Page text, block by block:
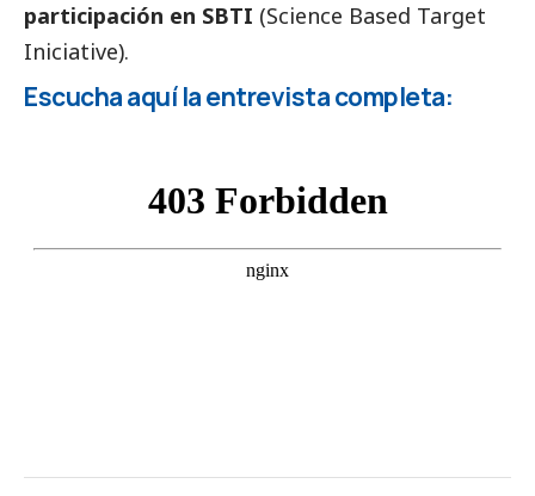
participación en SBTI (Science Based Target
Iniciative).
Escucha aquí la entrevista completa: